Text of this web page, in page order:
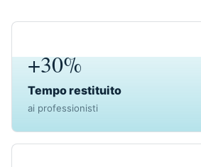
+30%
Tempo restituito
ai professionisti